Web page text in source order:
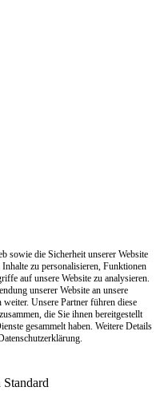
sowie die Sicherheit unserer Website
zu personalisieren, Funktionen
auf unsere Website zu analysieren.
unserer Website an unsere
Unsere Partner führen diese
die Sie ihnen bereitgestellt
gesammelt haben. Weitere Details
Standard